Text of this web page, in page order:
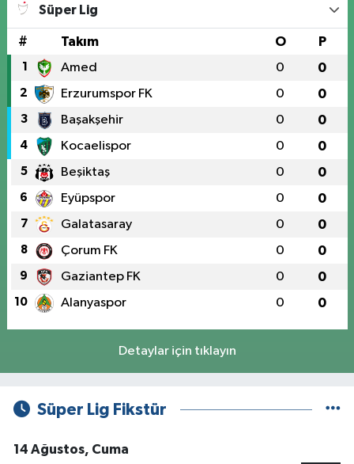
Süper Lig
# Takım O P
1 Amed 0 0
2 Erzurumspor FK 0 0
3 Başakşehir 0 0
4 Kocaelispor 0 0
5 Beşiktaş 0 0
6 Eyüpspor 0 0
7 Galatasaray 0 0
8 Çorum FK 0 0
9 Gaziantep FK 0 0
10 Alanyaspor 0 0
Detaylar için tıklayın
Süper Lig Fikstür
14 Ağustos, Cuma